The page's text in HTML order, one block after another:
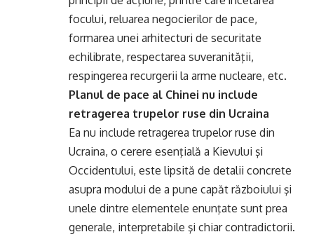
focului, reluarea negocierilor de pace,
formarea unei arhitecturi de securitate
echilibrate, respectarea suveranităţii,
respingerea recurgerii la arme nucleare, etc.
Planul de pace al Chinei nu include
retragerea trupelor ruse din Ucraina
Ea nu include retragerea trupelor ruse din
Ucraina, o cerere esenţială a Kievului şi
Occidentului, este lipsită de detalii concrete
asupra modului de a pune capăt războiului şi
unele dintre elementele enunţate sunt prea
generale, interpretabile şi chiar contradictorii.